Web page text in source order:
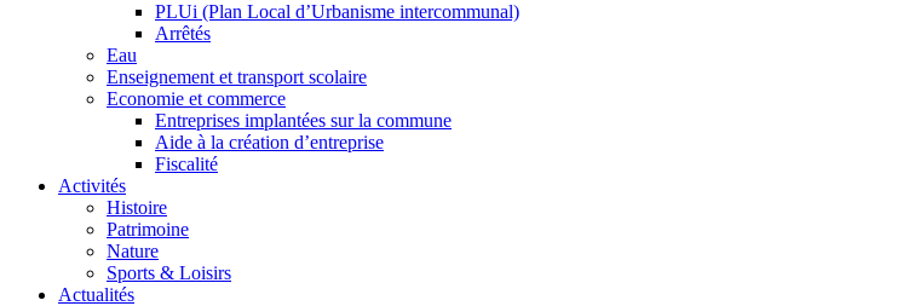
PLUi (Plan Local d’Urbanisme intercommunal)
Arrêtés
Eau
Enseignement et transport scolaire
Economie et commerce
Entreprises implantées sur la commune
Aide à la création d’entreprise
Fiscalité
Activités
Histoire
Patrimoine
Nature
Sports & Loisirs
Actualités